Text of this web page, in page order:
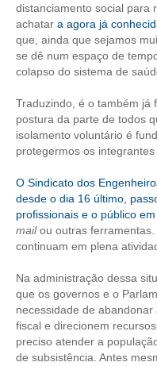
CONTRIBUIÇÕES
CONTRIBUIÇÃO
CONTRIBUIÇÃO SINDICAL
REVISÃO DE
FGTS EXPURGOS
FGTS CORREÇÃO
LEGISLAÇÃO
LEI 4.950-A/1966 – PISO
LEI 5.194/1966 –
LEI 6.496/1977 – ART
distanciamento social para
achatar a agora já
que, ainda que sejamos
se dê num espaço de
colapso do sistema de
Traduzindo, é o também já
postura da parte de todos
isolamento voluntário é
protegermos os
O Sindicato dos
desde o dia 16 último,
profissionais e o público
mailou outras
continuam em plena
Na administração dessa
que os governos e o
necessidade de
fiscal e direcionem
preciso atender a
de subsistência. Antes